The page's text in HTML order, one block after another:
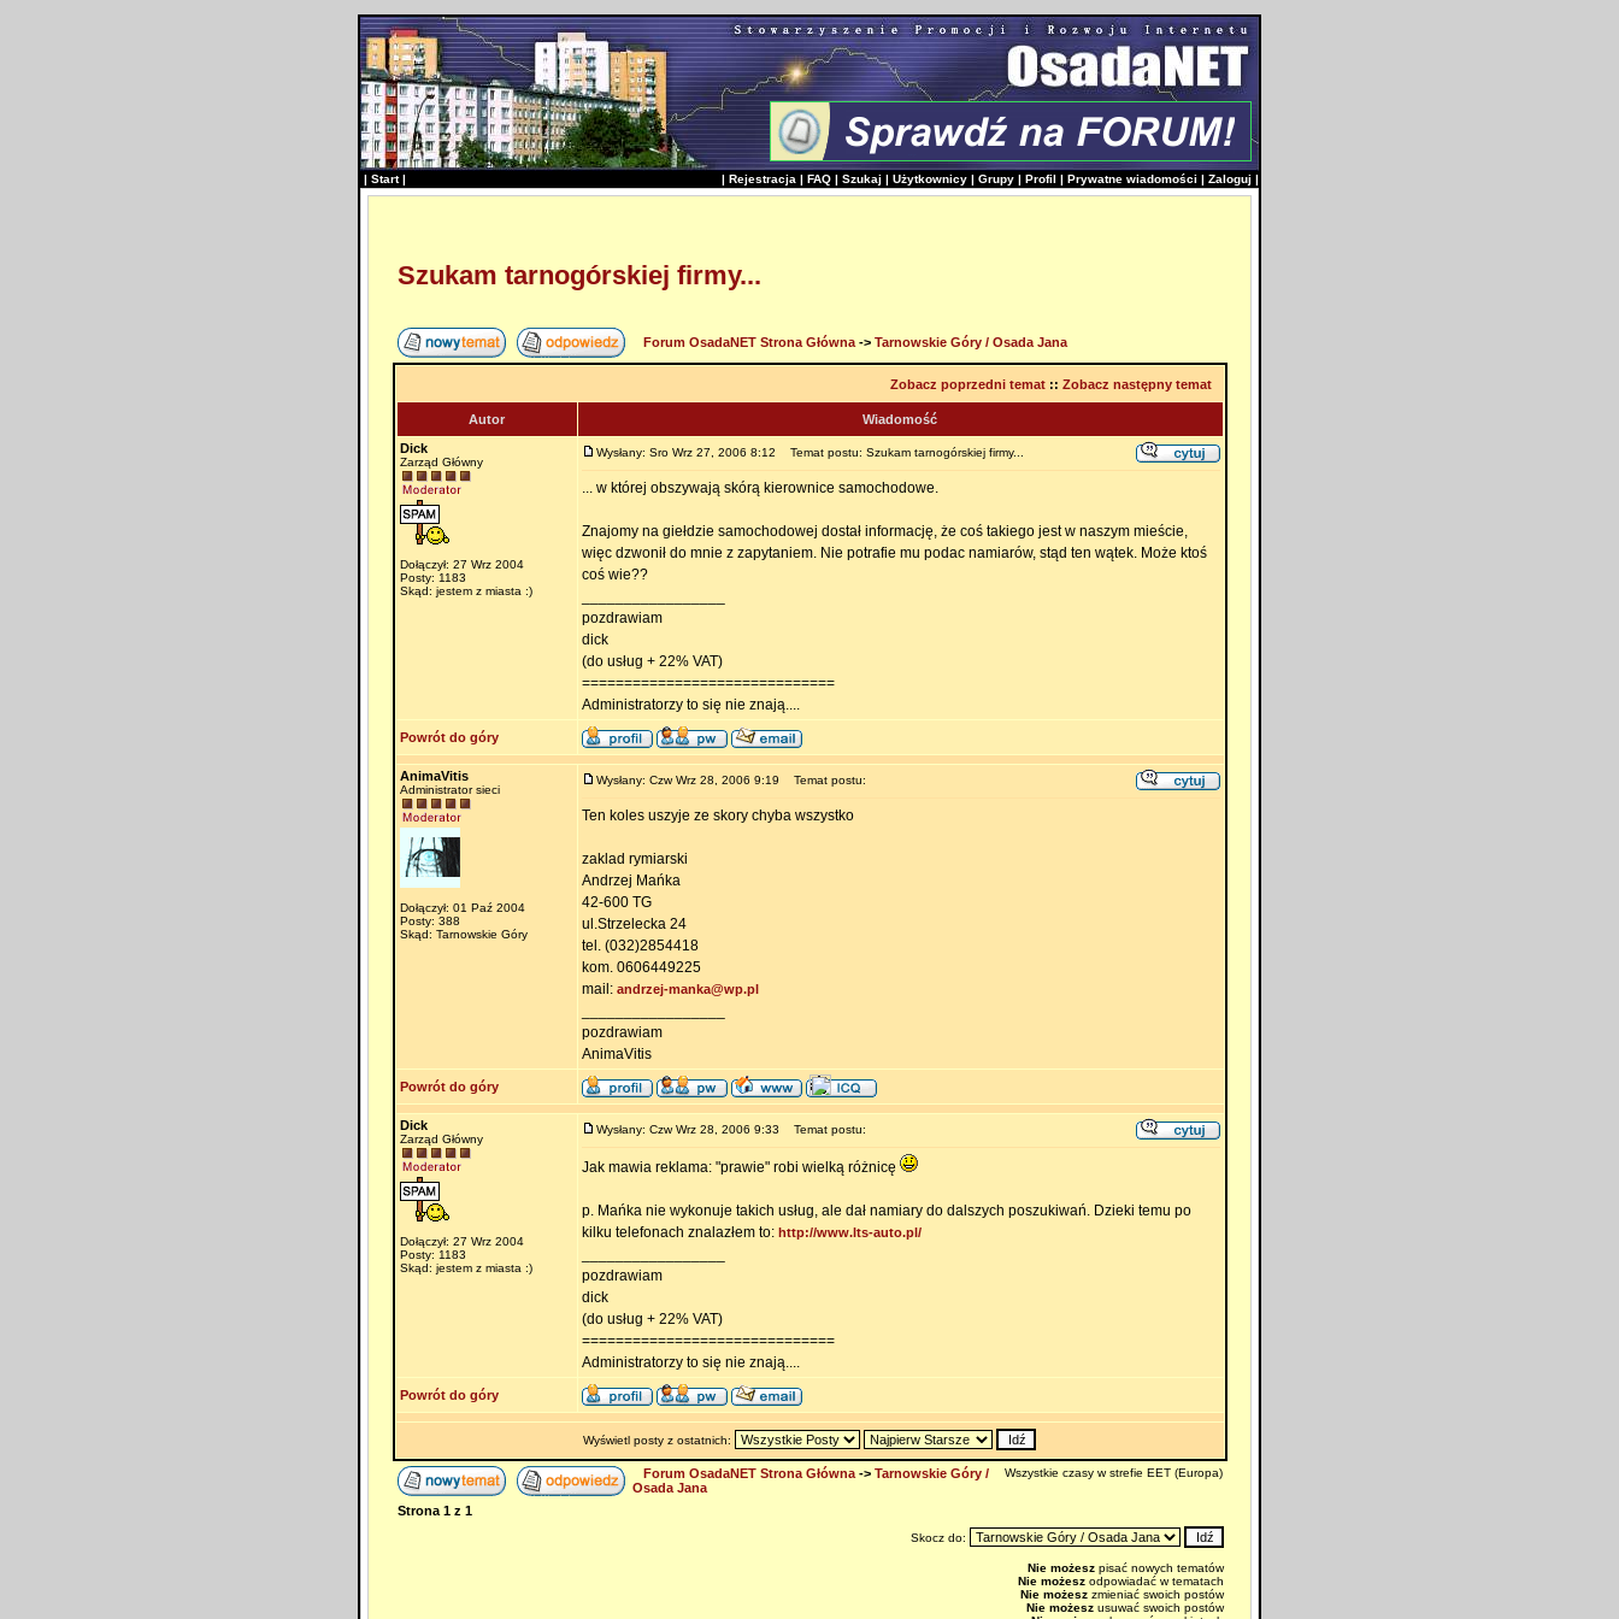
| Start| | Rejestracja | FAQ | Szukaj | Użytkownicy | Grupy | Profil | Prywatne wiadomości | Zaloguj |
Szukam tarnogórskiej firmy...
Forum OsadaNET Strona Główna-> Tarnowskie Góry / Osada Jana
Zobacz poprzedni temat:: Zobacz następny temat
Autor
Wiadomość
Dick
Zarząd Główny
Dołączył: 27 Wrz 2004
Posty: 1183
Skąd: jestem z miasta :)
Wysłany: Sro Wrz 27, 2006 8:12 Temat postu: Szukam tarnogórskiej firmy...
... w której obszywają skórą kierownice samochodowe.
Znajomy na giełdzie samochodowej dostał informację, że coś takiego jest w naszym mieście,
więc dzwonił do mnie z zapytaniem. Nie potrafie mu podac namiarów, stąd ten wątek. Może ktoś
coś wie??
pozdrawiam
dick
(do usług + 22% VAT)
==============================
Administratorzy to się nie znają....
Powrót do góry
AnimaVitis
Administrator sieci
Dołączył: 01 Paź 2004
Posty: 388
Skąd: Tarnowskie Góry
Wysłany: Czw Wrz 28, 2006 9:19 Temat postu:
Ten koles uszyje ze skory chyba wszystko
zaklad rymiarski
Andrzej Mańka
42-600 TG
ul.Strzelecka 24
tel. (032)2854418
kom. 0606449225
mail: andrzej-manka@wp.pl
pozdrawiam
AnimaVitis
Powrót do góry
Dick
Zarząd Główny
Dołączył: 27 Wrz 2004
Posty: 1183
Skąd: jestem z miasta :)
Wysłany: Czw Wrz 28, 2006 9:33 Temat postu:
Jak mawia reklama: "prawie" robi wielką różnicę
p. Mańka nie wykonuje takich usług, ale dał namiary do dalszych poszukiwań. Dzieki temu po
kilku telefonach znalazłem to: http://www.lts-auto.pl/
pozdrawiam
dick
(do usług + 22% VAT)
==============================
Administratorzy to się nie znają....
Powrót do góry
Wyświetl posty z ostatnich:
Forum OsadaNET Strona Główna-> Tarnowskie Góry /
Osada Jana
Wszystkie czasy w strefie EET (Europa)
Strona 1z 1
Skocz do:
Nie możeszpisać nowych tematów
Nie możeszodpowiadać w tematach
Nie możeszzmieniać swoich postów
Nie możeszusuwać swoich postów